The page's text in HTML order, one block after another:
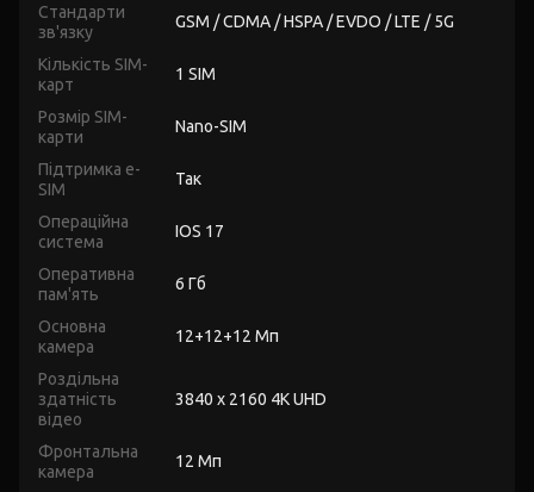
Стандарти
зв'язку
GSM / CDMA / HSPA / EVDO / LTE / 5G
Кількість SIM-
карт
1 SIM
Розмір SIM-
карти
Nano-SIM
Підтримка e-
SIM
Так
Операційна
система
IOS 17
Оперативна
пам'ять
6 Гб
Основна
камера
12+12+12 Мп
Роздільна
здатність
відео
3840 x 2160 4K UHD
Фронтальна
камера
12 Мп